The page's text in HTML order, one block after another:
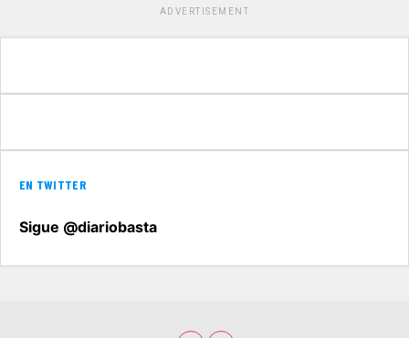
ADVERTISEMENT
EN TWITTER
Sigue @diariobasta